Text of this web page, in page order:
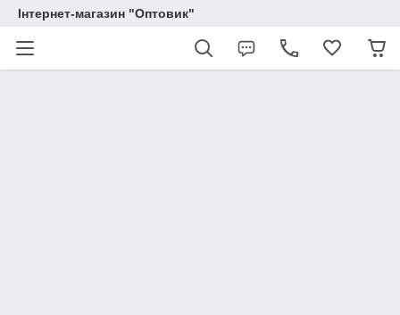
Інтернет-магазин "Оптовик"